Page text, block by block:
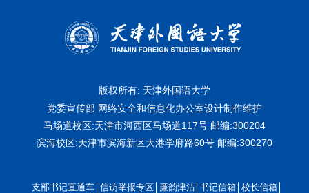
版权所有: 天津外国语大学
党委宣传部 网络安全和信息化办公室设计制作维护
马场道校区:天津市河西区马场道117号 邮编:300204
滨海校区:天津市滨海新区大港学府路60号 邮编:300270
支部书记直通车 信访举报专区 廉韵津沽 书记信箱 校长信箱